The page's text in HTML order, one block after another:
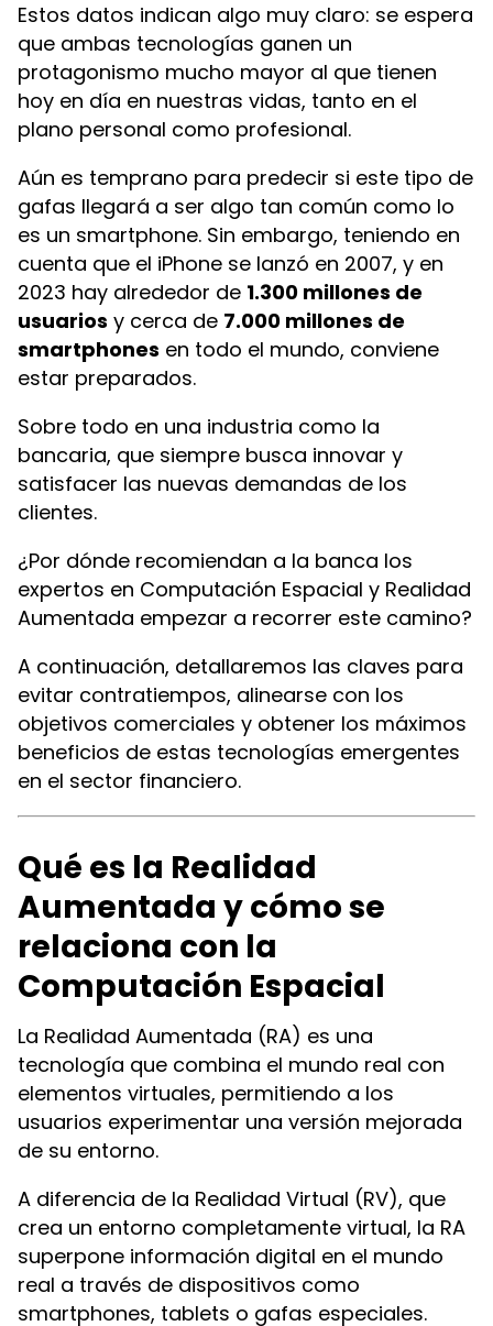
Estos datos indican algo muy claro: se espera
que ambas tecnologías ganen un
protagonismo mucho mayor al que tienen
hoy en día en nuestras vidas, tanto en el
plano personal como profesional.
Aún es temprano para predecir si este tipo de
gafas llegará a ser algo tan común como lo
es un smartphone. Sin embargo, teniendo en
cuenta que el iPhone se lanzó en 2007, y en
2023 hay alrededor de 1.300 millones de
usuarios y cerca de 7.000 millones de
smartphones en todo el mundo, conviene
estar preparados.
Sobre todo en una industria como la
bancaria, que siempre busca innovar y
satisfacer las nuevas demandas de los
clientes.
¿Por dónde recomiendan a la banca los
expertos en Computación Espacial y Realidad
Aumentada empezar a recorrer este camino?
A continuación, detallaremos las claves para
evitar contratiempos, alinearse con los
objetivos comerciales y obtener los máximos
beneficios de estas tecnologías emergentes
en el sector financiero.
Qué es la Realidad
Aumentada y cómo se
relaciona con la
Computación Espacial
La Realidad Aumentada (RA) es una
tecnología que combina el mundo real con
elementos virtuales, permitiendo a los
usuarios experimentar una versión mejorada
de su entorno.
A diferencia de la Realidad Virtual (RV), que
crea un entorno completamente virtual, la RA
superpone información digital en el mundo
real a través de dispositivos como
smartphones, tablets o gafas especiales.